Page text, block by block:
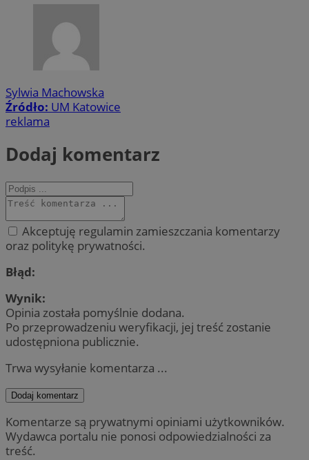
Sylwia Machowska
Źródło: UM Katowice
reklama
Dodaj komentarz
Akceptuję regulamin zamieszczania komentarzy
oraz politykę prywatności.
Błąd:
Wynik:
Opinia została pomyślnie dodana.
Po przeprowadzeniu weryfikacji, jej treść zostanie
udostępniona publicznie.
Trwa wysyłanie komentarza ...
Dodaj komentarz
Komentarze są prywatnymi opiniami użytkowników.
Wydawca portalu nie ponosi odpowiedzialności za
treść.